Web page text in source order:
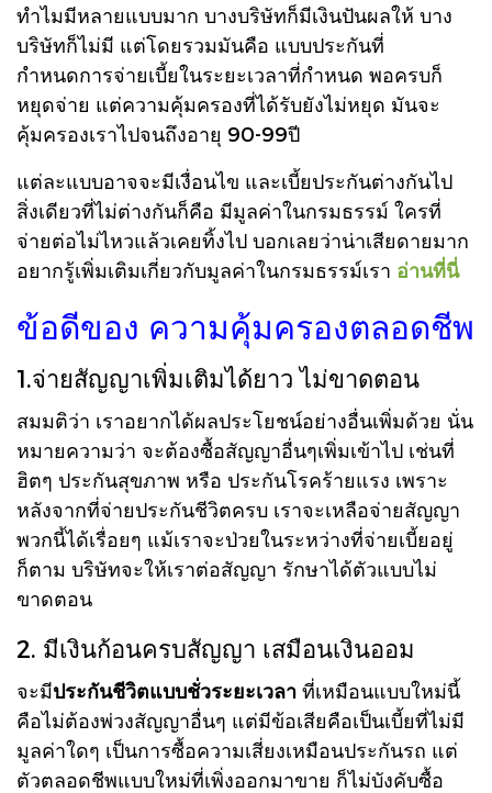
ทำไมมีหลายแบบมาก บางบริษัทก็มีเงินปันผลให้ บาง
บริษัทก็ไม่มี แต่โดยรวมมันคือ แบบประกันที่
กำหนดการจ่ายเบี้ยในระยะเวลาที่กำหนด พอครบก็
หยุดจ่าย แต่ความคุ้มครองที่ได้รับยังไม่หยุด มันจะ
คุ้มครองเราไปจนถึงอายุ 90-99ปี
แต่ละแบบอาจจะมีเงื่อนไข และเบี้ยประกันต่างกันไป
สิ่งเดียวที่ไม่ต่างกันก็คือ มีมูลค่าในกรมธรรม์ ใครที่
จ่ายต่อไม่ไหวแล้วเคยทิ้งไป บอกเลยว่าน่าเสียดายมาก
อยากรู้เพิ่มเติมเกี่ยวกับมูลค่าในกรมธรรม์เรา อ่านที่นี่
ข้อดีของ ความคุ้มครองตลอดชีพ
1.จ่ายสัญญาเพิ่มเติมได้ยาว ไม่ขาดตอน
สมมติว่า เราอยากได้ผลประโยชน์อย่างอื่นเพิ่มด้วย นั่น
หมายความว่า จะต้องซื้อสัญญาอื่นๆเพิ่มเข้าไป เช่นที่
ฮิตๆ ประกันสุขภาพ หรือ ประกันโรคร้ายแรง เพราะ
หลังจากที่จ่ายประกันชีวิตครบ เราจะเหลือจ่ายสัญญา
พวกนี้ได้เรื่อยๆ แม้เราจะป่วยในระหว่างที่จ่ายเบี้ยอยู่
ก็ตาม บริษัทจะให้เราต่อสัญญา รักษาได้ตัวแบบไม่
ขาดตอน
2. มีเงินก้อนครบสัญญา เสมือนเงินออม
จะมีประกันชีวิตแบบชั่วระยะเวลา ที่เหมือนแบบใหม่นี้
คือไม่ต้องพ่วงสัญญาอื่นๆ แต่มีข้อเสียคือเป็นเบี้ยที่ไม่มี
มูลค่าใดๆ เป็นการซื้อความเสี่ยงเหมือนประกันรถ แต่
ตัวตลอดชีพแบบใหม่ที่เพิ่งออกมาขาย ก็ไม่บังคับซื้อ